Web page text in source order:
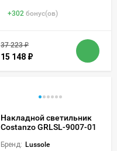
+302 бонус(ов)
37 223₽
15 148 ₽
Накладной светильник
Costanzo GRLSL-9007-01
Бренд: Lussole